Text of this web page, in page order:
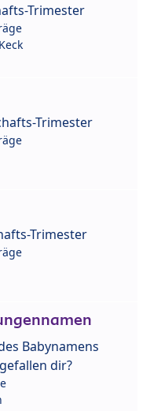
Trimester
Trimester
Trimester
Babynamens
dir?